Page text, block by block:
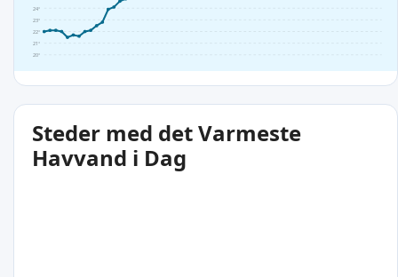
20°
21°
22°
23°
24°
Steder med det Varmeste
Havvand i Dag